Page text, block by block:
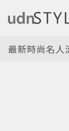
最新時尚名人